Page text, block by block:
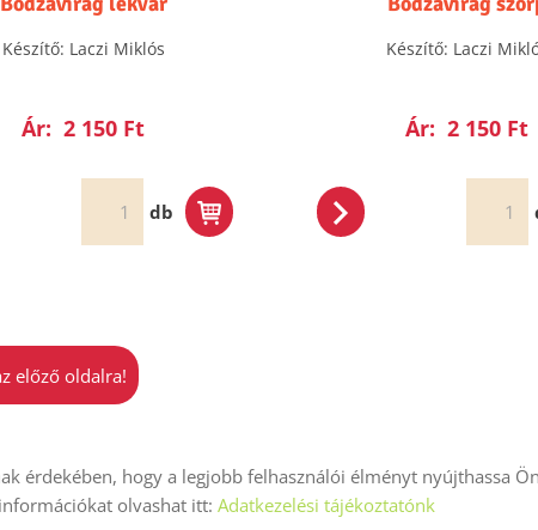
Készítő: Laczi Miklós
Ár: 2 150 Ft
db
Készítő: Laczi
Ár: 2 150 Ft
előző oldalra!
Adatkezelési tájékoztató ÁSZF Impresszum
érdekében, hogy a legjobb felhasználói élményt nyújthassa
olvashat itt: Adatkezelési tájékoztatónk